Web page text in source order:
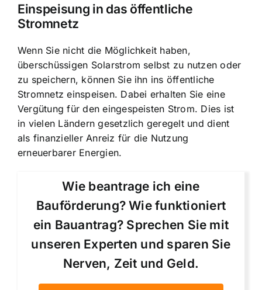
Einspeisung in das öffentliche
Stromnetz
Wenn Sie nicht die Möglichkeit haben,
überschüssigen Solarstrom selbst zu nutzen oder
zu speichern, können Sie ihn ins öffentliche
Stromnetz einspeisen. Dabei erhalten Sie eine
Vergütung für den eingespeisten Strom. Dies ist
in vielen Ländern gesetzlich geregelt und dient
als finanzieller Anreiz für die Nutzung
erneuerbarer Energien.
Wie beantrage ich eine
Bauförderung? Wie funktioniert
ein Bauantrag? Sprechen Sie mit
unseren Experten und sparen Sie
Nerven, Zeit und Geld.